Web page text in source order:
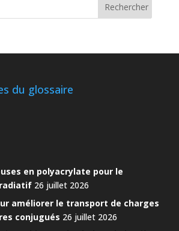
du glossaire
en polyacrylate pour le
26 juillet 2026
améliorer le transport de charges
conjugués 26 juillet 2026